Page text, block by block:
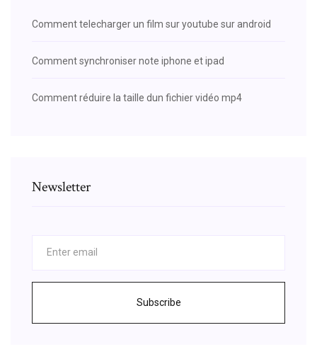
Comment telecharger un film sur youtube sur android
Comment synchroniser note iphone et ipad
Comment réduire la taille dun fichier vidéo mp4
Newsletter
Subscribe